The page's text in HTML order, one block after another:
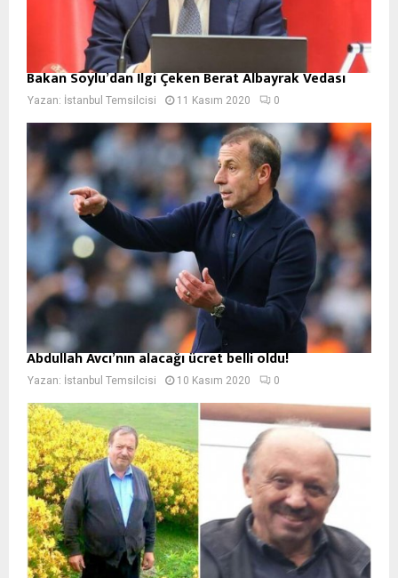
Bakan Soylu’dan İlgi Çeken Berat Albayrak Vedası
Yazan: İstanbul Temsilcisi 11 Kasım 2020 0
Abdullah Avcı’nın alacağı ücret belli oldu!
Yazan: İstanbul Temsilcisi 10 Kasım 2020 0